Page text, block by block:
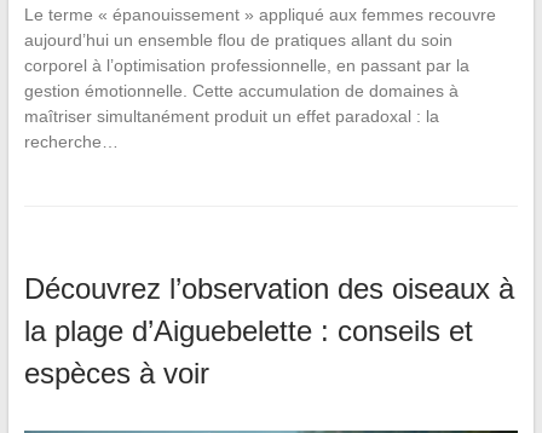
Le terme « épanouissement » appliqué aux femmes recouvre
aujourd’hui un ensemble flou de pratiques allant du soin
corporel à l’optimisation professionnelle, en passant par la
gestion émotionnelle. Cette accumulation de domaines à
maîtriser simultanément produit un effet paradoxal : la
recherche…
Découvrez l’observation des oiseaux à
la plage d’Aiguebelette : conseils et
espèces à voir